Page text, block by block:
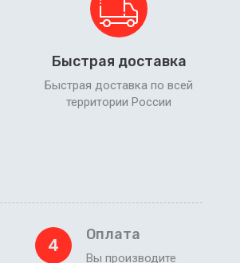
Быстрая доставка
Быстрая доставка по всей
территории России
4
Оплата
Вы производите